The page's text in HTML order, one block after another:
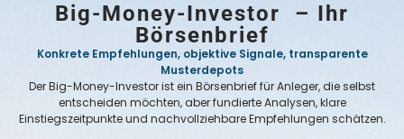
Big-Money-Investor – Ihr
Börsenbrief
Konkrete Empfehlungen, objektive Signale, transparente
Musterdepots
Der Big-Money-Investor ist ein Börsenbrief für Anleger, die selbst
entscheiden möchten, aber fundierte Analysen, klare
Einstiegszeitpunkte und nachvollziehbare Empfehlungen schätzen.